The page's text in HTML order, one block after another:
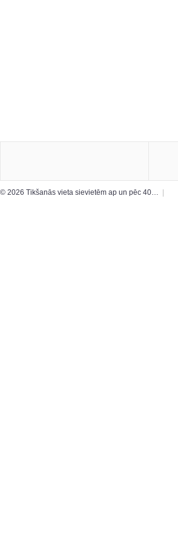
© 2026 Tikšanās vieta sievietēm ap un pēc 40…